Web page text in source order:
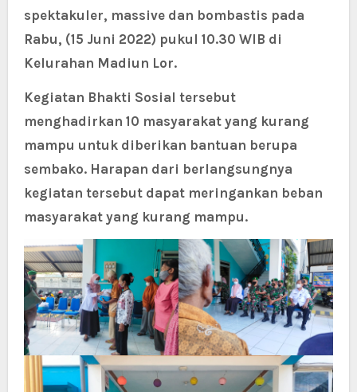
spektakuler, massive dan bombastis pada
Rabu, (15 Juni 2022) pukul 10.30 WIB di
Kelurahan Madiun Lor.
Kegiatan Bhakti Sosial tersebut
menghadirkan 10 masyarakat yang kurang
mampu untuk diberikan bantuan berupa
sembako. Harapan dari berlangsungnya
kegiatan tersebut dapat meringankan beban
masyarakat yang kurang mampu.